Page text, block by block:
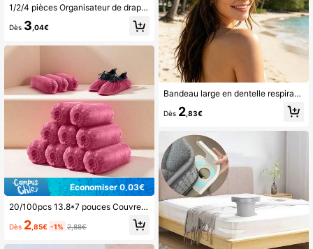
1/2/4 pièces Organisateur de drap de lit, support de drap de lit, économie domestique, joint de drap de lit non plié, rembourrage de matelas, expédié dans des couleurs aléatoires
Dès 3 ,04€
Économiser 0,03€
20/100pcs 13.8*7 pouces Couvre-chaussures jetables en film PE pour garder le sol propre, couvre-pieds imperméable, anti-dérapant, pour l'organisation et le rangement, pour la maison, le bureau, l'école, accessoires pour chaussures et bottes
Dès 2,85€ -1% 2,88€
Bandeau large en dentelle respirante avec nœud pour femmes, élastique ajouré en dentelle, convient pour le lavage du visage/yoga/sports/voyages à la plage/port quotidien, accessoire de cheveux multifonctionnel doux antidérapant vintage polyvalent
Dès 2,83€